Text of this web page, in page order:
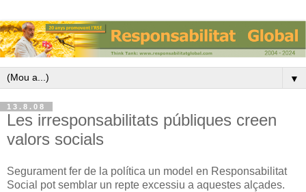
▼
13.8.08
Les irresponsabilitats públiques creen
valors socials
Segurament fer de la política un model en Responsabilitat
Social pot semblar un repte excessiu a aquestes alçades.